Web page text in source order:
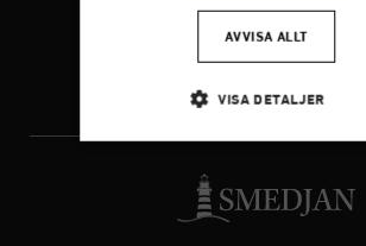
FÖLJ OSS
AVVISA ALLT
VISA DETALJER
Strikt nödvändigt Analys
Marknadsföring